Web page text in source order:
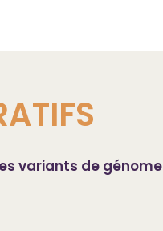
variants de